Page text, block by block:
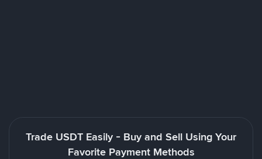
Trade USDT Easily - Buy and Sell Using Your
Favorite Payment Methods